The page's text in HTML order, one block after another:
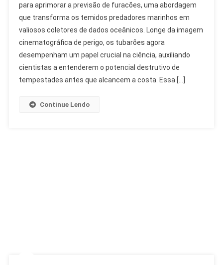
Tubarões
Para
Previsão
De
Furacões
Aprimorada
para aprimorar a previsão de furacões, uma abordagem
que transforma os temidos predadores marinhos em
valiosos coletores de dados oceânicos. Longe da imagem
cinematográfica de perigo, os tubarões agora
desempenham um papel crucial na ciência, auxiliando
cientistas a entenderem o potencial destrutivo de
tempestades antes que alcancem a costa. Essa […]
Continue Lendo